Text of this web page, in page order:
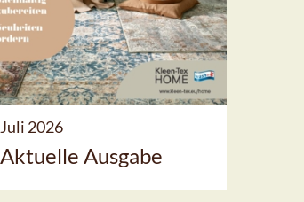
Juli 2026
Aktuelle Ausgabe